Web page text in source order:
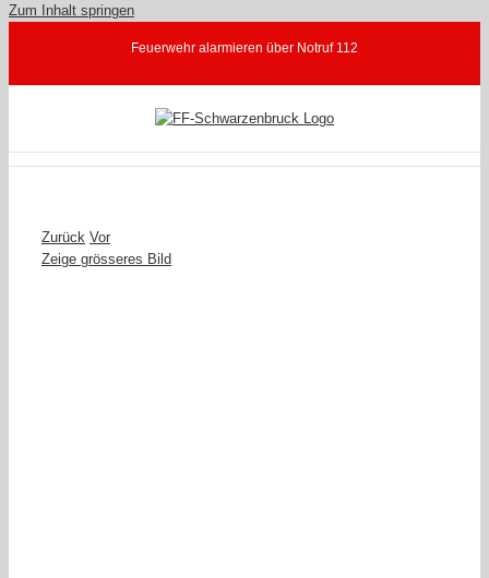
Zum Inhalt springen
Feuerwehr alarmieren über Notruf 112
Zurück Vor
Zeige grösseres Bild